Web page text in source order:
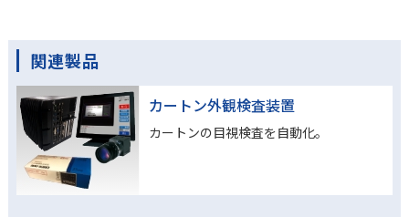
関連製品
カートン外観検査装置
カートンの目視検査を自動化。